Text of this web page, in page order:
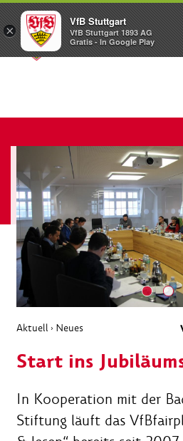
Aktuell › Neues
Start ins
In Kooperation mit der
Stiftung läuft das
×
VfB Stuttgart
VfB Stuttgart 1893 AG
Gratis - In Google Play